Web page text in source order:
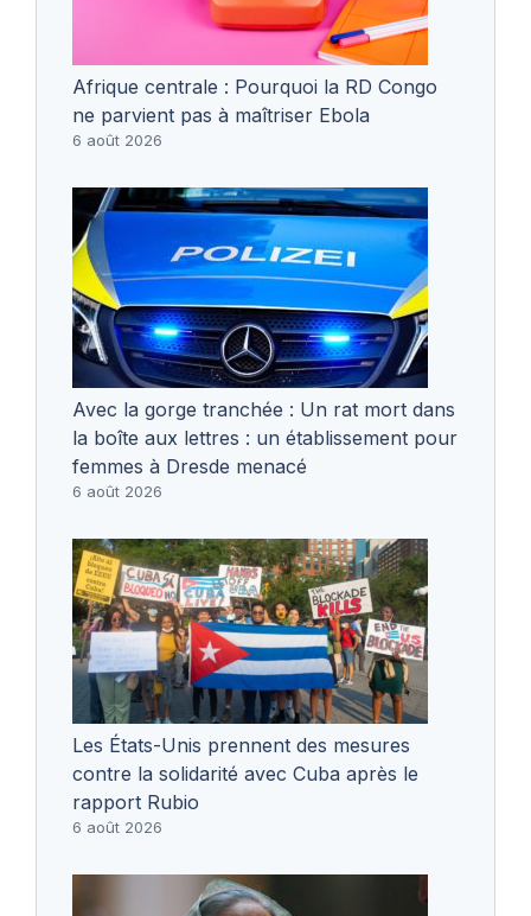
Afrique centrale : Pourquoi la RD Congo
ne parvient pas à maîtriser Ebola
6 août 2026
Avec la gorge tranchée : Un rat mort dans
la boîte aux lettres : un établissement pour
femmes à Dresde menacé
6 août 2026
Les États-Unis prennent des mesures
contre la solidarité avec Cuba après le
rapport Rubio
6 août 2026